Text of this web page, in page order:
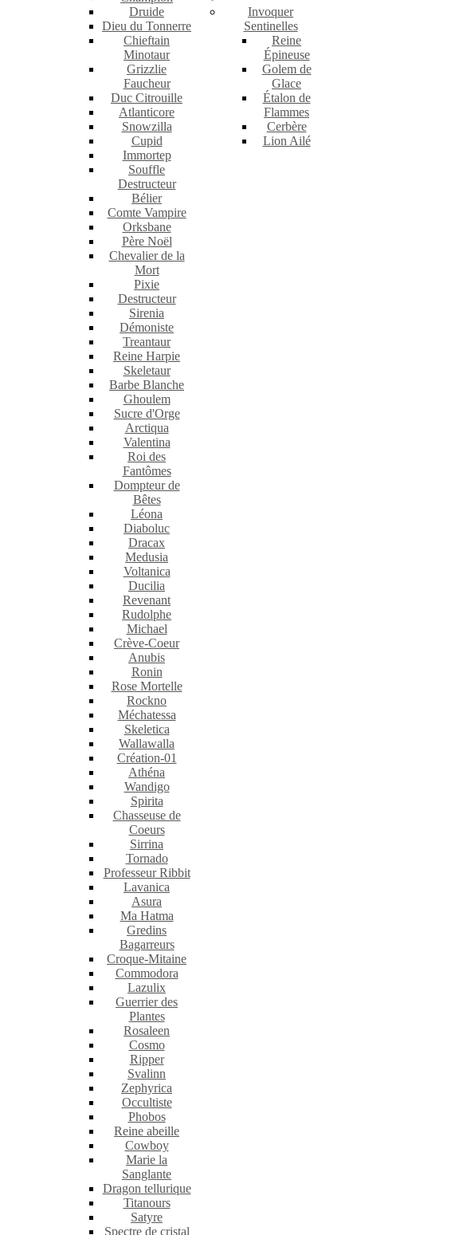
Druide
Dieu du Tonnerre
Chieftain
Minotaur
Grizzlie
Faucheur
Duc Citrouille
Atlanticore
Snowzilla
Cupid
Immortep
Souffle
Destructeur
Bélier
Comte Vampire
Orksbane
Père Noël
Chevalier de la
Mort
Pixie
Destructeur
Sirenia
Démoniste
Treantaur
Reine Harpie
Skeletaur
Barbe Blanche
Ghoulem
Sucre d'Orge
Arctiqua
Valentina
Roi des
Fantômes
Dompteur de
Bêtes
Léona
Diaboluc
Dracax
Medusia
Voltanica
Ducilia
Revenant
Rudolphe
Michael
Crève-Coeur
Anubis
Ronin
Rose Mortelle
Rockno
Méchatessa
Skeletica
Wallawalla
Création-01
Athéna
Wandigo
Spirita
Chasseuse de
Coeurs
Sirrina
Tornado
Professeur Ribbit
Lavanica
Asura
Ma Hatma
Gredins
Bagarreurs
Croque-Mitaine
Commodora
Lazulix
Guerrier des
Plantes
Rosaleen
Cosmo
Ripper
Svalinn
Zephyrica
Occultiste
Phobos
Reine abeille
Cowboy
Marie la
Sanglante
Dragon tellurique
Titanours
Satyre
Spectre de cristal
Invoquer
Sentinelles
Reine
Épineuse
Golem de
Glace
Étalon de
Flammes
Cerbère
Lion Ailé